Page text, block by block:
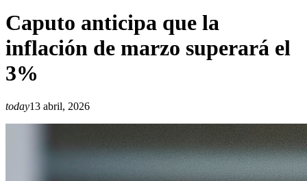
Caputo anticipa que la
inflación de marzo superará el
3%
today13 abril, 2026